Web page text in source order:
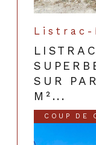
Listrac-
SUR
M²...
COUP DE